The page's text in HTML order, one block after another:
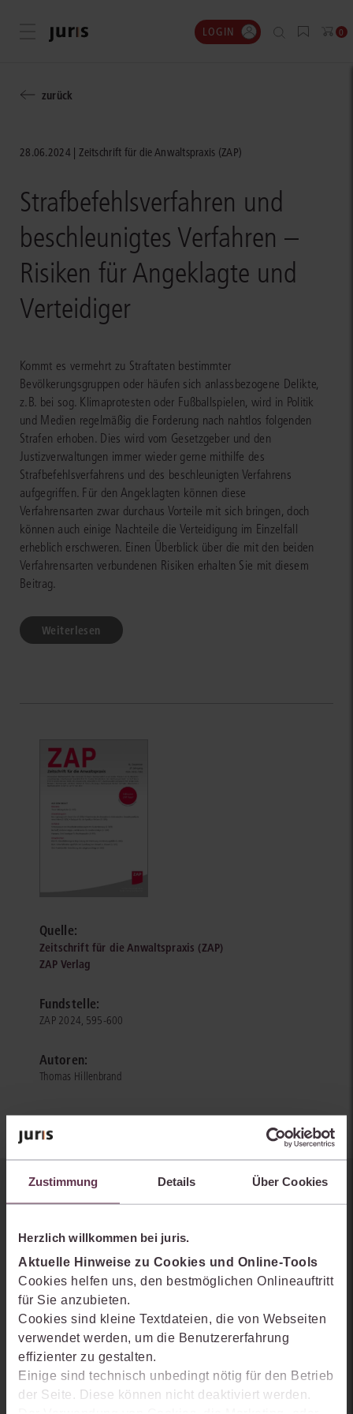
Zustimmung Details Über Cookies
Herzlich willkommen bei juris.
Aktuelle Hinweise zu Cookies und Online-Tools
Cookies helfen uns, den bestmöglichen Onlineauftritt
für Sie anzubieten.
Cookies sind kleine Textdateien, die von Webseiten
verwendet werden, um die Benutzererfahrung
effizienter zu gestalten.
Einige sind technisch unbedingt nötig für den Betrieb
der Seite. Diese können nicht deaktiviert werden.
Menü öffnen LOGIN 0
zurück
28.06.2024 Zeitschrift für die Anwaltspraxis (ZAP)
Strafbefehlsverfahren und
beschleunigtes Verfahren –
Risiken für Angeklagte und
Verteidiger
Kommt es vermehrt zu Straftaten bestimmter
Bevölkerungsgruppen oder häufen sich anlassbezogene Delikte,
z.B. bei sog. Klimaprotesten oder Fußballspielen, wird in Politik
und Medien regelmäßig die Forderung nach nahtlos folgenden
Strafen erhoben. Dies wird vom Gesetzgeber und den
Justizverwaltungen immer wieder gerne mithilfe des
Strafbefehlsverfahrens und des beschleunigten Verfahrens
aufgegriffen. Für den Angeklagten können diese
Verfahrensarten zwar durchaus Vorteile mit sich bringen, doch
können auch einige Nachteile die Verteidigung im Einzelfall
erheblich erschweren. Einen Überblick über die mit den beiden
Verfahrensarten verbundenen Risiken erhalten Sie mit diesem
Beitrag.
Weiterlesen
Quelle:
Zeitschrift für die Anwaltspraxis (ZAP)
ZAP Verlag
Fundstelle:
ZAP 2024, 595-600
Autoren:
Thomas Hillenbrand
Sie kennen juris noch nicht?
Erhalten Sie einen Einblick, wie juris das Rechts- und
Möglichkeiten Ihnen das juris Portal bietet und wie mit juris Ihre
Arbeitsprozesse einfacher und effizienter werden.